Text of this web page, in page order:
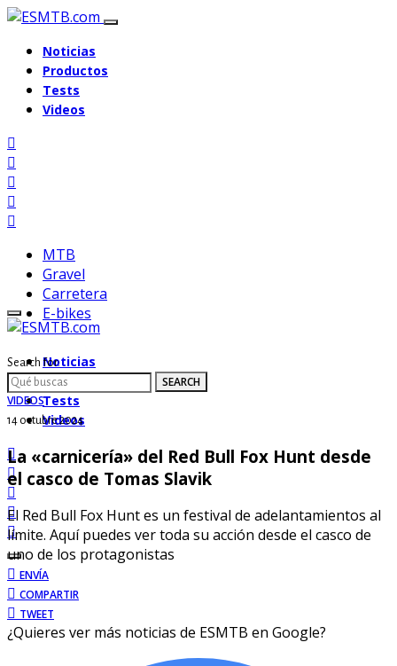
Noticias
Productos
Tests
Videos
MTB
Gravel
Carretera
E-bikes
Noticias
Productos
Tests
Videos
Search for:
SEARCH
VIDEOS
14 octubre 2024
La «carnicería» del Red Bull Fox Hunt desde
el casco de Tomas Slavik
El Red Bull Fox Hunt es un festival de adelantamientos al
límite. Aquí puedes ver toda su acción desde el casco de
uno de los protagonistas
ENVÍA
COMPARTIR
TWEET
¿Quieres ver más noticias de ESMTB en Google?